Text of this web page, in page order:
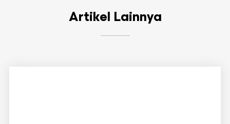
Artikel Lainnya